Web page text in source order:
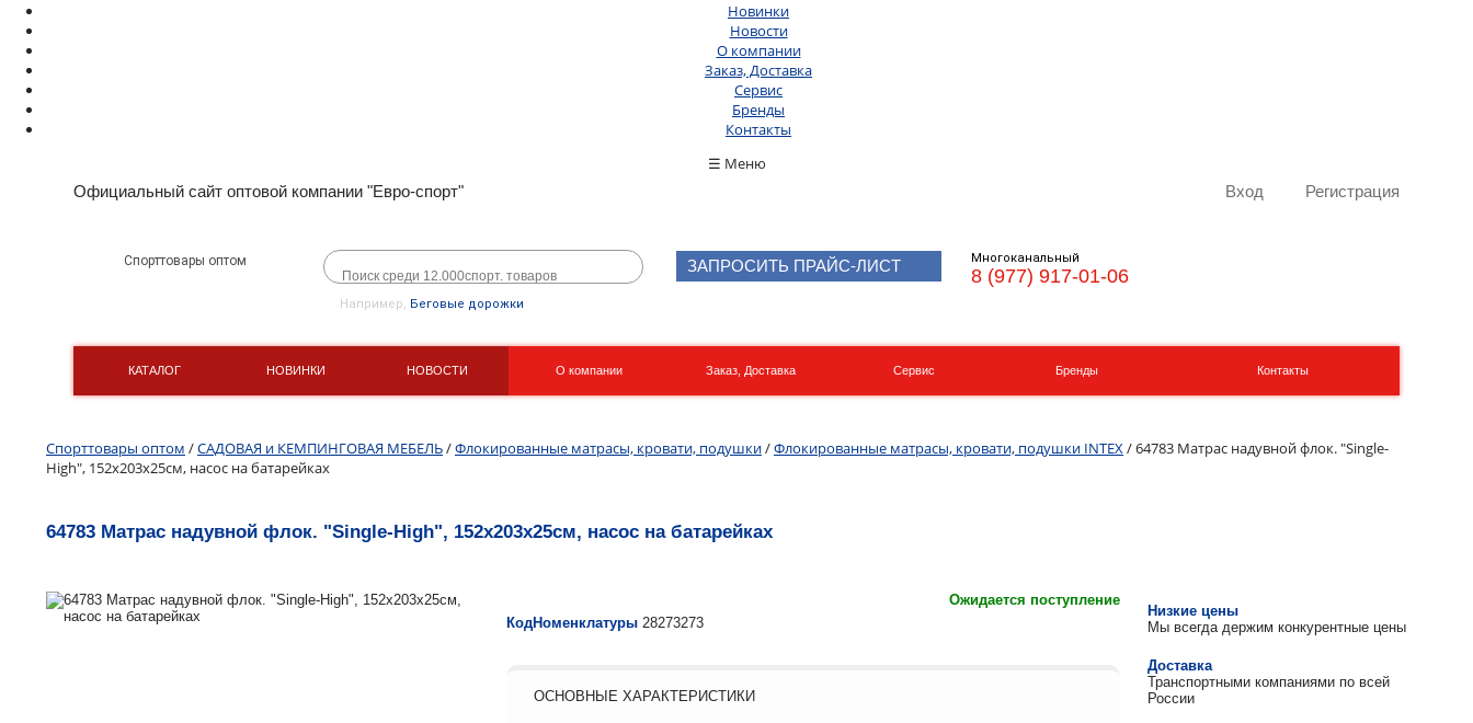
Новинки
Новости
О компании
Заказ, Доставка
Сервис
Бренды
Контакты
☰ Меню
Официальный сайт оптовой компании "Евро-спорт" Вход Регистрация
Спорттовары оптом
Например, Беговые дорожки
ЗАПРОСИТЬ ПРАЙС-ЛИСТ Многоканальный
8 (977) 917-01-06
КАТАЛОГ НОВИНКИ НОВОСТИ О компании Заказ, Доставка Сервис Бренды Контакты
Спорттовары оптом /САДОВАЯ и КЕМПИНГОВАЯ МЕБЕЛЬ/Флокированные матрасы, кровати, подушки/Флокированные матрасы, кровати, подушки INTEX / 64783 Матрас надувной флок. "Single-
High", 152х203х25см, насос на батарейках
64783 Матрас надувной флок. "Single-High", 152х203х25см, насос на батарейках
Ожидается поступление
КодНоменклатуры 28273273
ОСНОВНЫЕ ХАРАКТЕРИСТИКИ
Низкие цены
Мы всегда держим конкурентные цены
Доставка
Транспортными компаниями по всей
России